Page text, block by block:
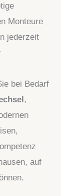
Monteure
jederzeit
bei Bedarf
,
auf